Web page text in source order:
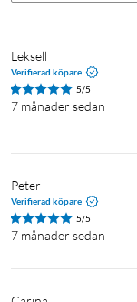
Leksell
Verifierad köpare
5/5
7 månader sedan
Peter
Verifierad köpare
5/5
7 månader sedan